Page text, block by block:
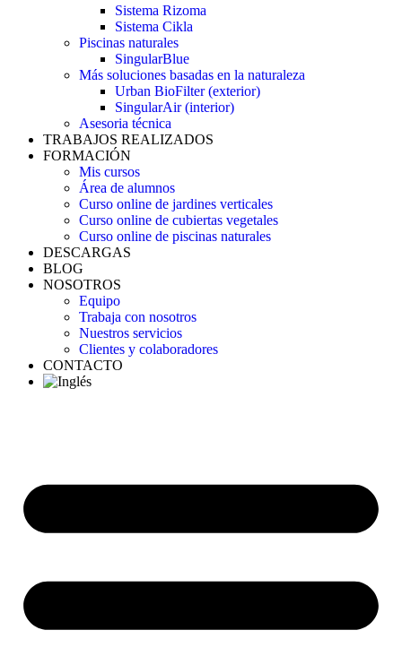
Sistema Rizoma
Sistema Cikla
Piscinas naturales
SingularBlue
Más soluciones basadas en la naturaleza
Urban BioFilter (exterior)
SingularAir (interior)
Asesoria técnica
TRABAJOS REALIZADOS
FORMACIÓN
Mis cursos
Área de alumnos
Curso online de jardines verticales
Curso online de cubiertas vegetales
Curso online de piscinas naturales
DESCARGAS
BLOG
NOSOTROS
Equipo
Trabaja con nosotros
Nuestros servicios
Clientes y colaboradores
CONTACTO